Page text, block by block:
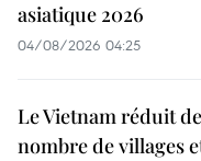
asiatique 2026
04/08/2026 04:25
Le Vietnam réduit de
nombre de villages